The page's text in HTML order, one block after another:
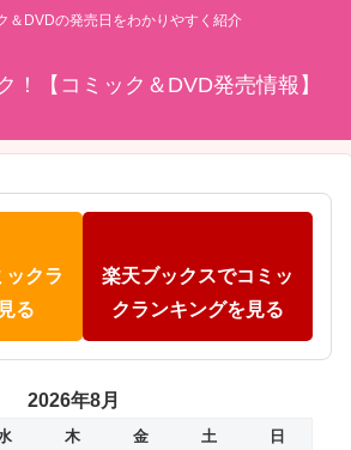
＆DVDの発売日をわかりやすく紹介
！【コミック＆DVD発売情報】
クラ
る
楽天ブックスでコミッ
クランキングを見る
2026年8月
木 金 土
日